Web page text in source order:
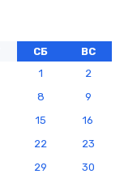
СБ
ВС
1
2
8
9
15
16
22
23
29
30